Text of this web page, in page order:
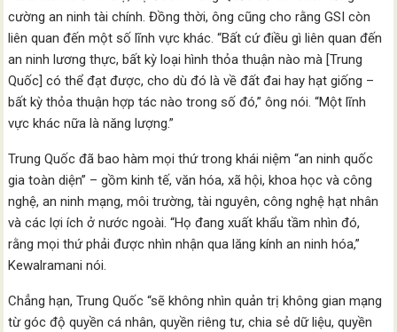
cường an ninh tài chính. Đồng thời, ông cũng cho rằng GSI còn
liên quan đến một số lĩnh vực khác. “Bất cứ điều gì liên quan đến
an ninh lương thực, bất kỳ loại hình thỏa thuận nào mà [Trung
Quốc] có thể đạt được, cho dù đó là về đất đai hay hạt giống –
bất kỳ thỏa thuận hợp tác nào trong số đó,” ông nói. “Một lĩnh
vực khác nữa là năng lượng.”
Trung Quốc đã bao hàm mọi thứ trong khái niệm “an ninh quốc
gia toàn diện” – gồm kinh tế, văn hóa, xã hội, khoa học và công
nghệ, an ninh mạng, môi trường, tài nguyên, công nghệ hạt nhân
và các lợi ích ở nước ngoài. “Họ đang xuất khẩu tầm nhìn đó,
rằng mọi thứ phải được nhìn nhận qua lăng kính an ninh hóa,”
Kewalramani nói.
Chẳng hạn, Trung Quốc “sẽ không nhìn quản trị không gian mạng
từ góc độ quyền cá nhân, quyền riêng tư, chia sẻ dữ liệu, quyền